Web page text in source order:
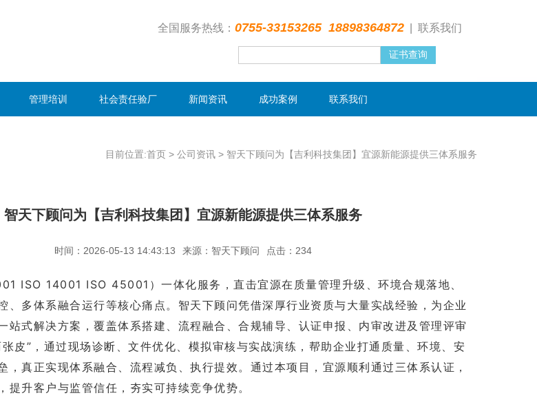
全国服务热线： 0755-33153265 18898364872 联系我们
管理培训 社会责任验厂 新闻资讯 成功案例 联系我们
目前位置:首页 > 公司资讯 > 智天下顾问为【吉利科技集团】宜源新能源提供三体系服务
智天下顾问为【吉利科技集团】宜源新能源提供三体系服务
时间：2026-05-13 14:43:13 来源：智天下顾问 点击：234
ISO 14001 ISO 45001）一体化服务，直击宜源在质量管理升级、环境合规落地、
、多体系融合运行等核心痛点。智天下顾问凭借深厚行业资质与大量实战经验，为企业
站式解决方案，覆盖体系搭建、流程融合、合规辅导、认证申报、内审改进及管理评审
皮”，通过现场诊断、文件优化、模拟审核与实战演练，帮助企业打通质量、环境、安
，真正实现体系融合、流程减负、执行提效。通过本项目， 宜源顺利通过三体系认证，
提升客户与监管信任，夯实可持续竞争优势。